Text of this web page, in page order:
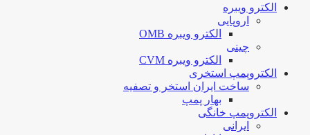
الکترو ویبره
اروپایی
الکترو ویبره OMB
چینی
الکترو ویبره CVM
الکتروپمپ استخری
ساخت ایران استخر و تصفیه
بهار پمپ
الکتروپمپ خانگی
ایرانی